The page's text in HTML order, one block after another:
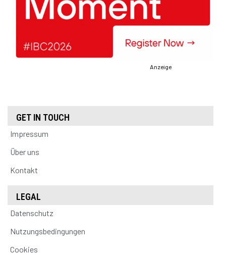
Anzeige
GET IN TOUCH
Impressum
Über uns
Kontakt
LEGAL
Datenschutz
Nutzungsbedingungen
Cookies